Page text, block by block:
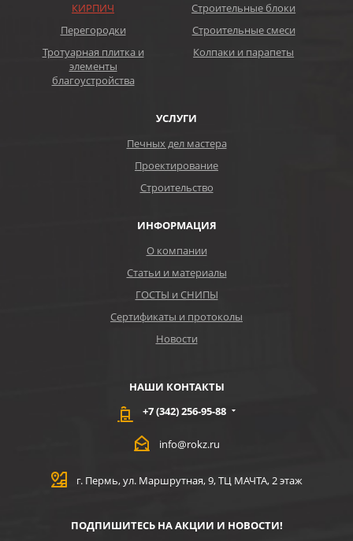
КИРПИЧ
Строительные блоки
Перегородки
Строительные смеси
Тротуарная плитка и
элементы
благоустройства
Колпаки и парапеты
УСЛУГИ
Печных дел мастера
Проектирование
Строительство
ИНФОРМАЦИЯ
О компании
Статьи и материалы
ГОСТЫ и СНИПЫ
Сертификаты и протоколы
Новости
НАШИ КОНТАКТЫ
+7 (342) 256-95-88
info@rokz.ru
г. Пермь, ул. Маршрутная, 9, ТЦ МАЧТА, 2 этаж
ПОДПИШИТЕСЬ НА АКЦИИ И НОВОСТИ!